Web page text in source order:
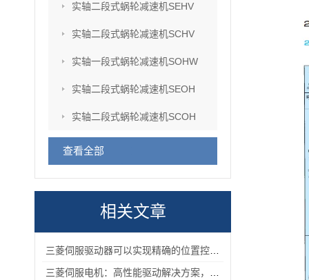
实轴二段式蜗轮减速机SEHV
实轴二段式蜗轮减速机SCHV
实轴一段式蜗轮减速机SOHW
实轴二段式蜗轮减速机SEOH
实轴二段式蜗轮减速机SCOH
查看全部
相关文章